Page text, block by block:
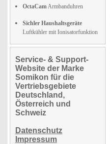
OctaCamArmbanduhren
Sichler Haushaltsgeräte
Luftkühler mit Ionisatorfunktion
Service- & Support-
Website der Marke
Somikon für die
Vertriebsgebiete
Deutschland,
Österreich und
Schweiz
Datenschutz
Impressum